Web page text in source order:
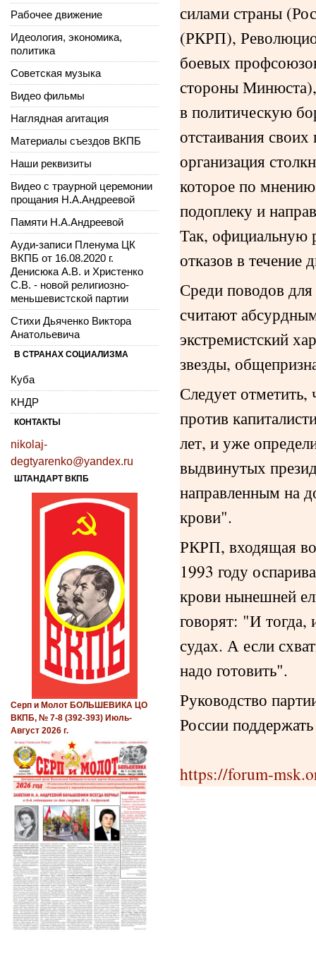
силами страны
(РКРП),
боевых
стороны
в политическую
отстаивания
организация
которое по
подоплеку и
Так, официальную
отказов в течение
Среди поводов
считают
экстремистский
звезды,
Следует
против
лет, и уже
выдвинутых
направленным на
крови".
РКРП, входящая
1993 году
крови нынешней
говорят: "И тогда,
судах. А если
надо готовить".
Руководство
России
https://forum-
Рабочее движение
Идеология, экономика,
политика
Советская музыка
Видео фильмы
Наглядная агитация
Материалы съездов ВКПБ
Наши реквизиты
Видео с траурной церемонии
прощания Н.А.Андреевой
Памяти Н.А.Андреевой
Ауди-записи Пленума ЦК
ВКПБ от 16.08.2020 г.
Денисюка А.В. и Христенко
С.В. - новой религиозно-
меньшевистской партии
Стихи Дьяченко Виктора
Анатольевича
В СТРАНАХ СОЦИАЛИЗМА
Куба
КНДР
КОНТАКТЫ
nikolaj-
degtyarenko@yandex.ru
ШТАНДАРТ ВКПБ
Серп и Молот БОЛЬШЕВИКА ЦО
ВКПБ, № 7-8 (392-393) Июль-
Август 2026 г.